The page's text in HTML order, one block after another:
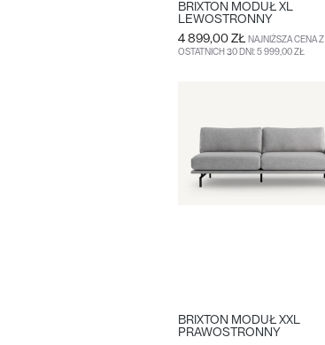
BRIXTON MODUŁ XL
LEWOSTRONNY
4 899,00 ZŁ NAJNIŻSZA CENA Z
OSTATNICH 30 DNI: 5 999,00 ZŁ
BRIXTON MODUŁ XXL
PRAWOSTRONNY